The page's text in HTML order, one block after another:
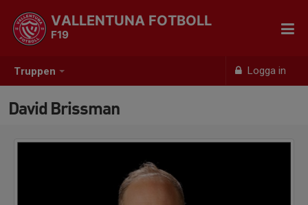
Truppen Logga in
VALLENTUNA FOTBOLL
F19
David Brissman